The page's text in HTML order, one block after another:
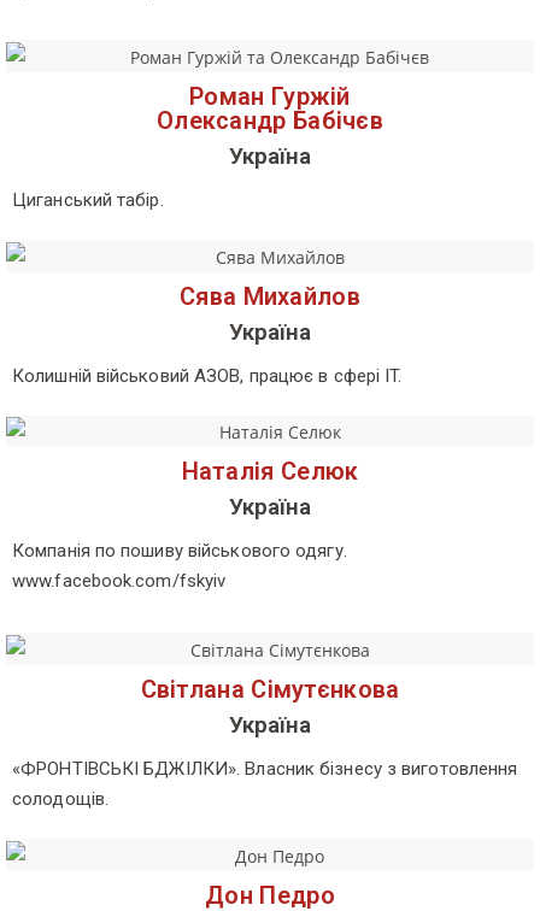
Роман Гуржій
Олександр Бабічєв
Україна
Циганський табір.
Сява Михайлов
Україна
Колишній військовий АЗОВ, працює в сфері IT.
Наталія Селюк
Україна
Компанія по пошиву військового одягу.
www.facebook.com/fskyiv
Світлана Сімутєнкова
Україна
«ФРОНТІВСЬКІ БДЖІЛКИ». Власник бізнесу з виготовлення
солодощів.
Дон Педро